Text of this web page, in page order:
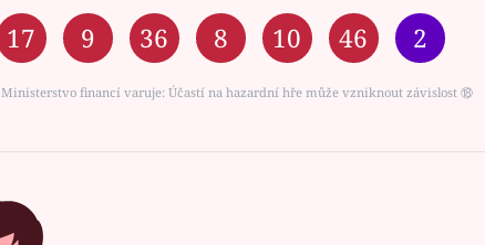
17 9 36 8 10 46 2
Ministerstvo financí varuje: Účastí na hazardní hře může vzniknout závislost ⑱